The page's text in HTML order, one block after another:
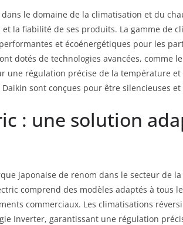
le domaine de la climatisation et du
la fiabilité de ses produits. La gamme de
et écoénergétiques pour les
dotés de technologies avancées, comme
une régulation précise de la température et
sont conçues pour être silencieuses
: une solution
japonaise de renom dans le secteur de
comprend des modèles adaptés à tous
commerciaux. Les climatisations
Inverter, garantissant une régulation